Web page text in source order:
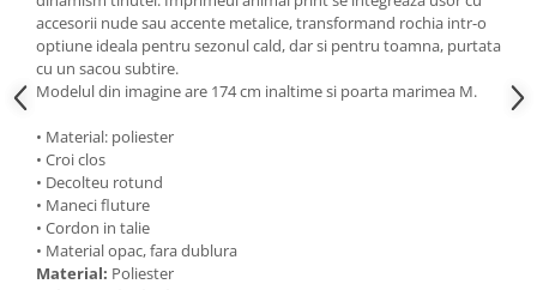
accesorii nude sau accente metalice, transformand rochia intr-o
optiune ideala pentru sezonul cald, dar si pentru toamna, purtata
cu un sacou subtire.
Modelul din imagine are 174 cm inaltime si poarta marimea M.
• Material: poliester
• Croi clos
• Decolteu rotund
• Maneci fluture
• Cordon in talie
• Material opac, fara dublura
Material: Poliester